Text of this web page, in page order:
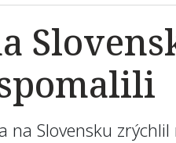
na Slovensku